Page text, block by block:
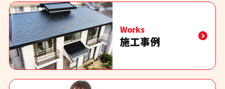
Works
施工事例